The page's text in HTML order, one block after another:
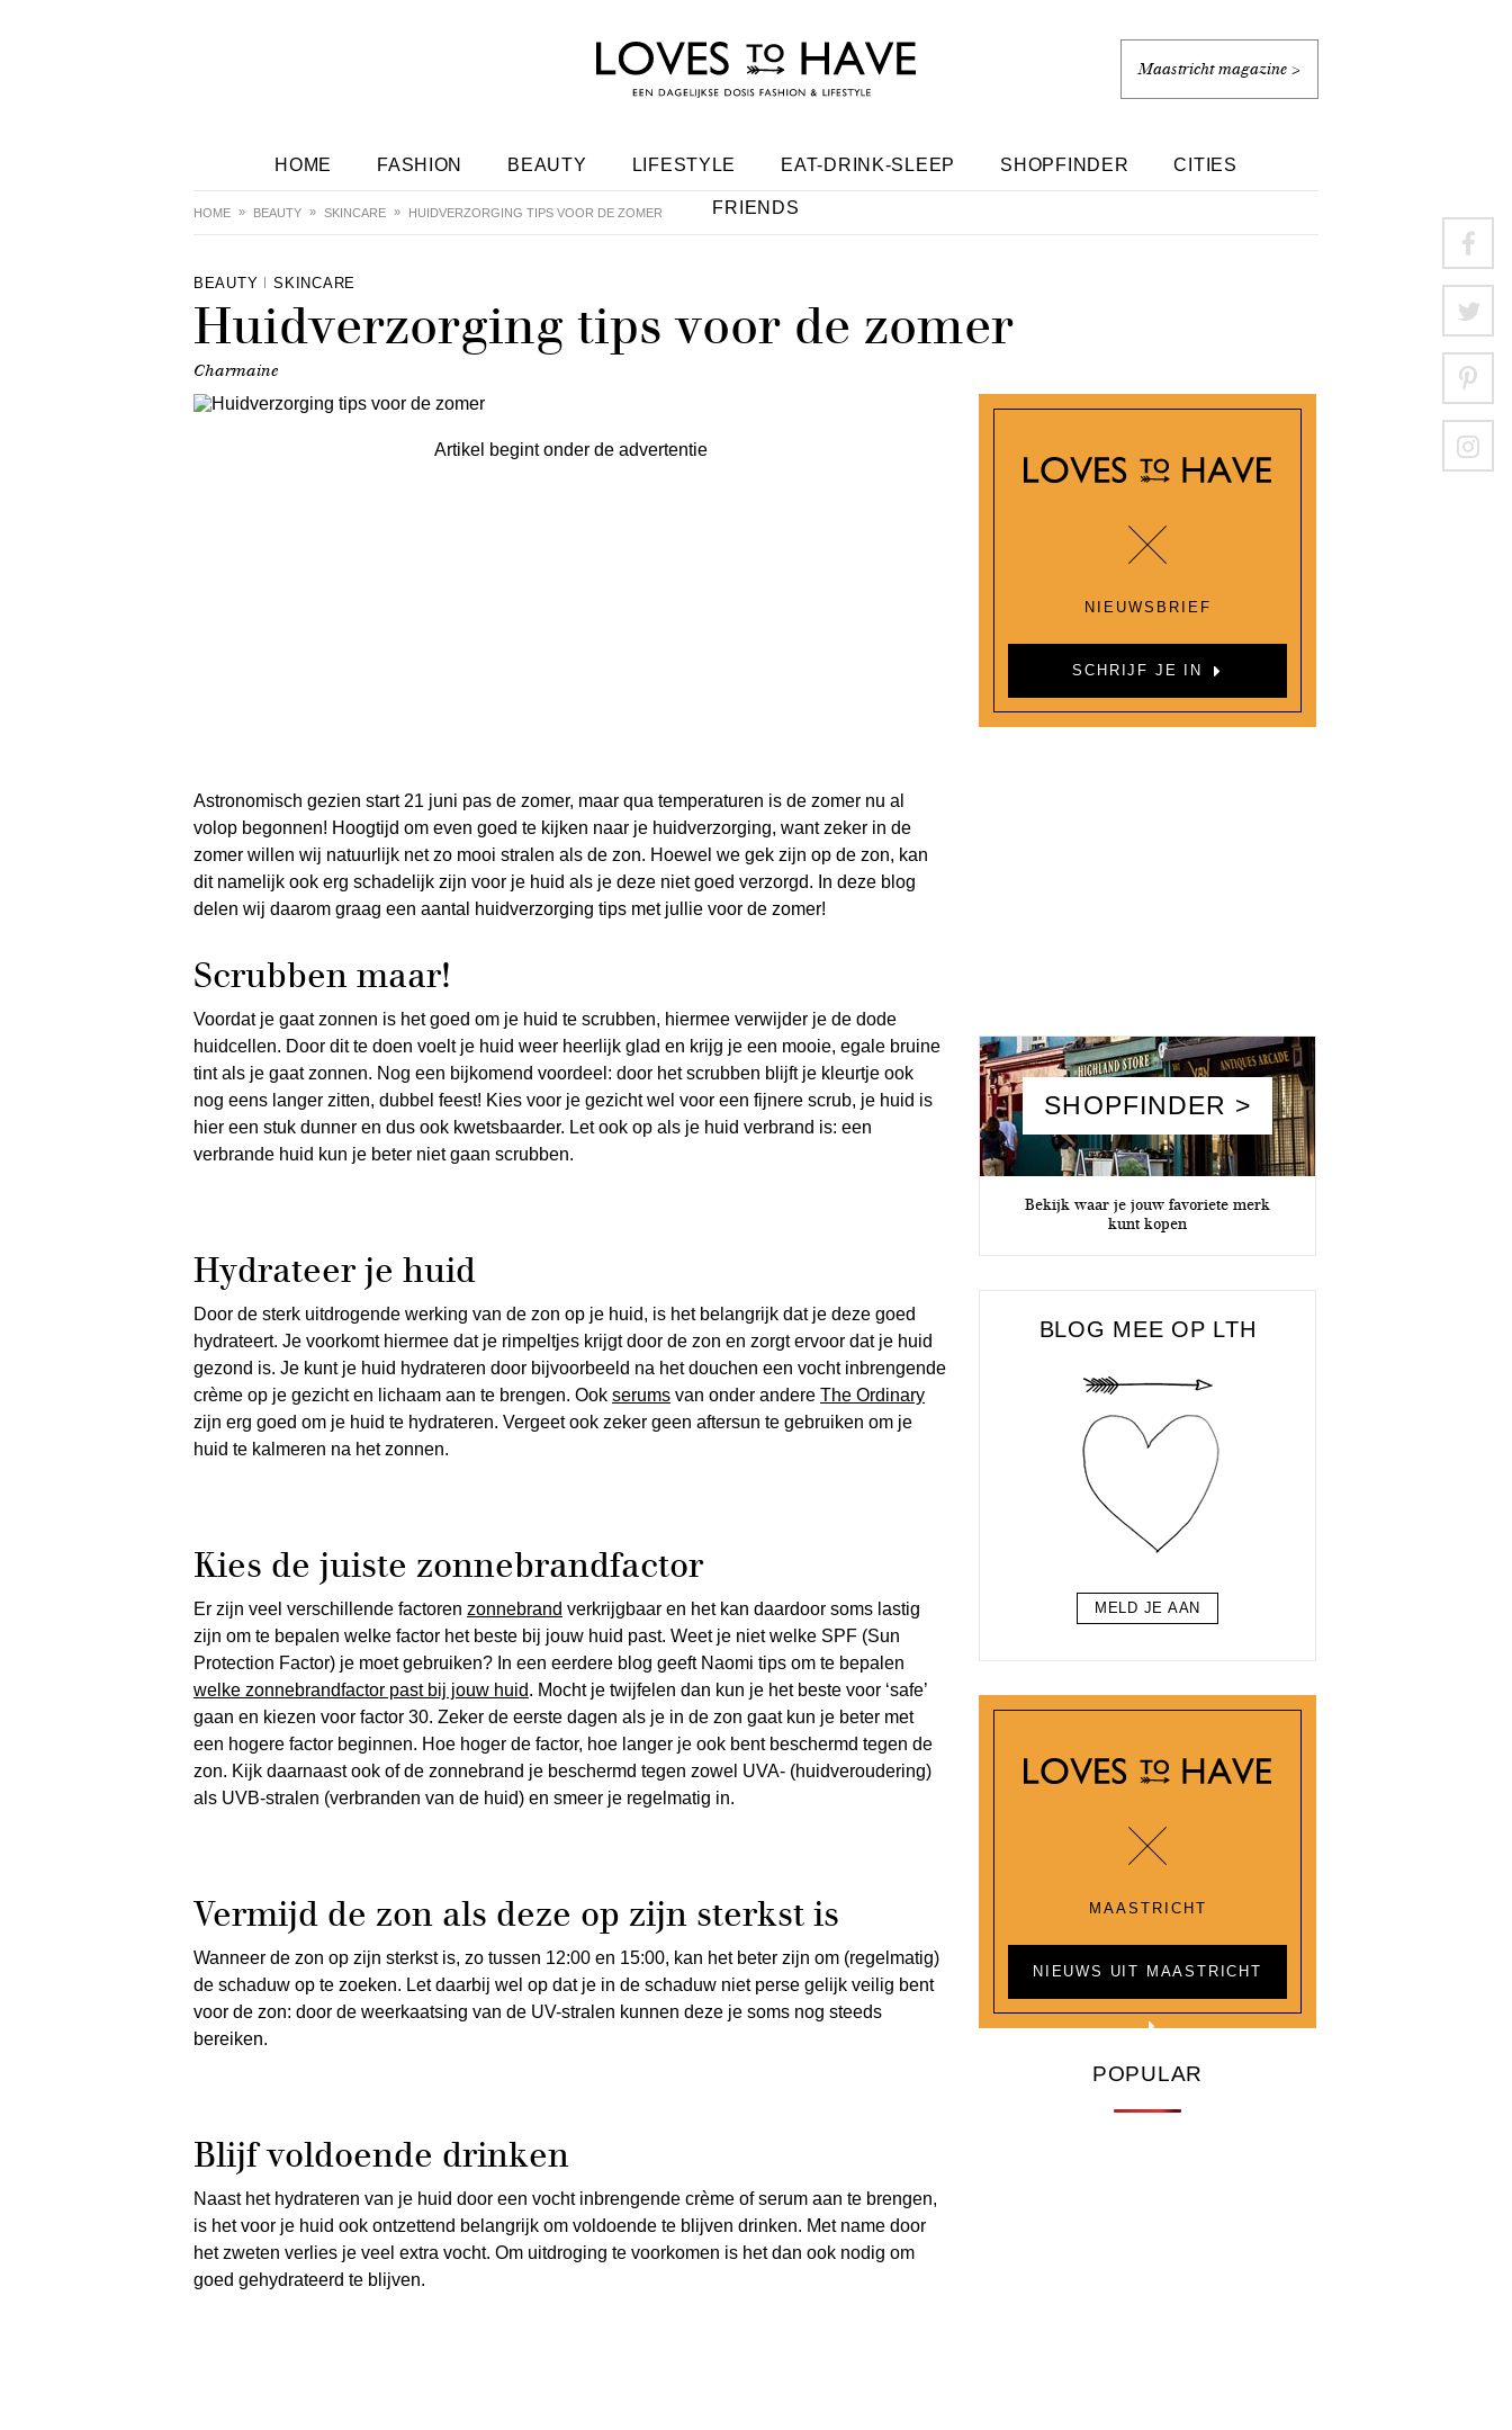
Maastricht magazine >
HOME FASHION BEAUTY LIFESTYLE EAT-DRINK-SLEEP SHOPFINDER CITIES
FRIENDS
HOME BEAUTY SKINCARE HUIDVERZORGING TIPS VOOR DE ZOMER
BEAUTY SKINCARE
Huidverzorging tips voor de zomer
Charmaine
Artikel begint onder de advertentie
Astronomisch gezien start 21 juni pas de zomer, maar qua temperaturen is de zomer nu al
volop begonnen! Hoogtijd om even goed te kijken naar je huidverzorging, want zeker in de
zomer willen wij natuurlijk net zo mooi stralen als de zon. Hoewel we gek zijn op de zon, kan
dit namelijk ook erg schadelijk zijn voor je huid als je deze niet goed verzorgd. In deze blog
delen wij daarom graag een aantal huidverzorging tips met jullie voor de zomer!
Scrubben maar!
Voordat je gaat zonnen is het goed om je huid te scrubben, hiermee verwijder je de dode
huidcellen. Door dit te doen voelt je huid weer heerlijk glad en krijg je een mooie, egale bruine
tint als je gaat zonnen. Nog een bijkomend voordeel: door het scrubben blijft je kleurtje ook
nog eens langer zitten, dubbel feest! Kies voor je gezicht wel voor een fijnere scrub, je huid is
hier een stuk dunner en dus ook kwetsbaarder. Let ook op als je huid verbrand is: een
verbrande huid kun je beter niet gaan scrubben.
Hydrateer je huid
Door de sterk uitdrogende werking van de zon op je huid, is het belangrijk dat je deze goed
hydrateert. Je voorkomt hiermee dat je rimpeltjes krijgt door de zon en zorgt ervoor dat je huid
gezond is. Je kunt je huid hydrateren door bijvoorbeeld na het douchen een vocht inbrengende
crème op je gezicht en lichaam aan te brengen. Ook serums van onder andere The Ordinary
zijn erg goed om je huid te hydrateren. Vergeet ook zeker geen aftersun te gebruiken om je
huid te kalmeren na het zonnen.
Kies de juiste zonnebrandfactor
Er zijn veel verschillende factoren zonnebrand verkrijgbaar en het kan daardoor soms lastig
zijn om te bepalen welke factor het beste bij jouw huid past. Weet je niet welke SPF (Sun
Protection Factor) je moet gebruiken? In een eerdere blog geeft Naomi tips om te bepalen
welke zonnebrandfactor past bij jouw huid. Mocht je twijfelen dan kun je het beste voor ‘safe’
gaan en kiezen voor factor 30. Zeker de eerste dagen als je in de zon gaat kun je beter met
een hogere factor beginnen. Hoe hoger de factor, hoe langer je ook bent beschermd tegen de
zon. Kijk daarnaast ook of de zonnebrand je beschermd tegen zowel UVA- (huidveroudering)
als UVB-stralen (verbranden van de huid) en smeer je regelmatig in.
Vermijd de zon als deze op zijn sterkst is
Wanneer de zon op zijn sterkst is, zo tussen 12:00 en 15:00, kan het beter zijn om (regelmatig)
de schaduw op te zoeken. Let daarbij wel op dat je in de schaduw niet perse gelijk veilig bent
voor de zon: door de weerkaatsing van de UV-stralen kunnen deze je soms nog steeds
bereiken.
Blijf voldoende drinken
Naast het hydrateren van je huid door een vocht inbrengende crème of serum aan te brengen,
is het voor je huid ook ontzettend belangrijk om voldoende te blijven drinken. Met name door
het zweten verlies je veel extra vocht. Om uitdroging te voorkomen is het dan ook nodig om
goed gehydrateerd te blijven.
NIEUWSBRIEF
SCHRIJF JE IN
SHOPFINDER >
Bekijk waar je jouw favoriete merk
kunt kopen
BLOG MEE OP LTH
MELD JE AAN
MAASTRICHT
NIEUWS UIT MAASTRICHT
POPULAR